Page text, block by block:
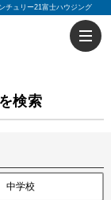
チュリー21富士ハウジング
検索
中学校